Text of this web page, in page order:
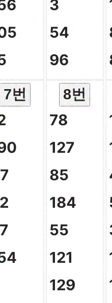
3
54
96
7번 8번
78
127
85
184
55
121
129